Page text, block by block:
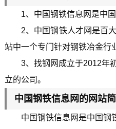
1、中国钢铁信息网是中
2、中国钢铁人才网是百
站中一个专门针对钢铁冶金行
3、找钢网成立于2012年
立的公司。
中国钢铁信息网的网站
中国钢铁信息网是中国钢